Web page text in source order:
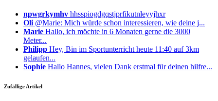
npwgrkymhv hhsspiogdgqstjprfikutnleyyjhxr
Oli @Marie: Mich würde schon interessieren, wie deine j...
Marie Hallo, ich möchte in 6 Monaten gerne die 3000
Meter...
Philipp Hey, Bin im Sportunterricht heute 11:40 auf 3km
gelaufen...
Sophie Hallo Hannes, vielen Dank erstmal für deinen hilfre...
Zufällige Artikel